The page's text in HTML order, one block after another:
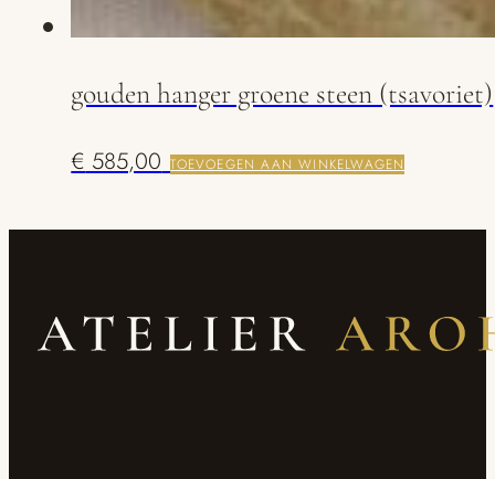
gouden hanger groene steen (tsavoriet)
€ 585,00 TOEVOEGEN AAN WINKELWAGEN